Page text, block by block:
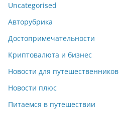
Uncategorised
Авторубрика
Достопримечательности
Криптовалюта и бизнес
Новости для путешественников
Новости плюс
Питаемся в путешествии